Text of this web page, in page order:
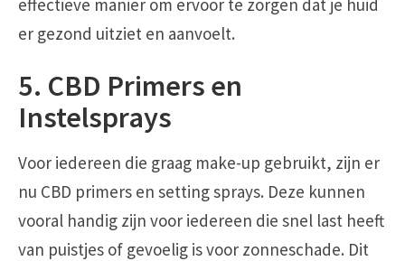
effectieve manier om ervoor te zorgen dat je huid
er gezond uitziet en aanvoelt.
5. CBD Primers en
Instelsprays
Voor iedereen die graag make-up gebruikt, zijn er
nu CBD primers en setting sprays. Deze kunnen
vooral handig zijn voor iedereen die snel last heeft
van puistjes of gevoelig is voor zonneschade. Dit